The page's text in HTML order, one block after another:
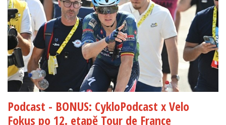
Podcast - BONUS: CykloPodcast x Velo
Fokus po 12. etapě Tour de France